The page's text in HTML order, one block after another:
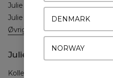
Julie Sandlau København
Julie Sandlau Lyngby
Øvrige
Julie Sandlau
Kollektioner
DENMARK
NORWAY